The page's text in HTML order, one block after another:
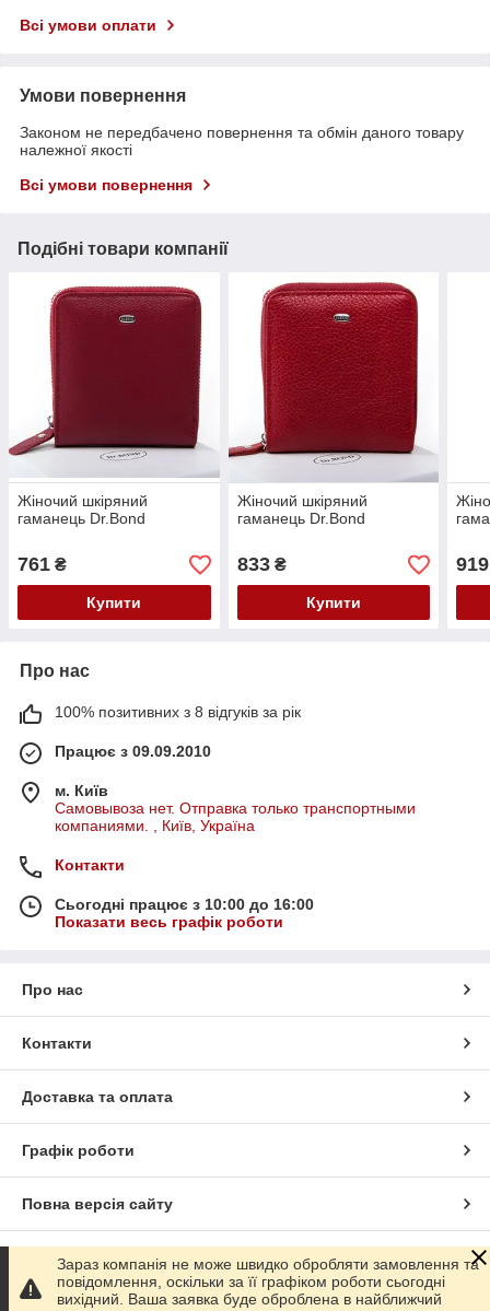
Всі умови оплати
Умови повернення
Законом не передбачено повернення та обмін даного товару
належної якості
Всі умови повернення
Подібні товари компанії
Жіночий шкіряний
гаманець Dr.Bond
761 ₴
Купити
Жіночий шкіряний
гаманець Dr.Bond
833₴
Купити
919
Про нас
100% позитивних з 8 відгуків за рік
Працює з 09.09.2010
м. Київ
Самовывоза нет. Отправка только транспортными
компаниями. , Київ, Україна
Контакти
Сьогодні працює з 10:00 до 16:00
Показати весь графік роботи
Про нас
Контакти
Доставка та оплата
Графік роботи
Повна версія сайту
Сайт створено на маркетплейсіProm.ua
Зараз компанія не може швидко обробляти замовлення та
повідомлення, оскільки за її графіком роботи сьогодні
вихідний. Ваша заявка буде оброблена в найближчий